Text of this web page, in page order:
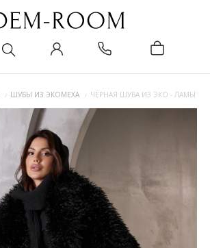
ШУБЫ ИЗ ЭКОМЕХА ЧЁРНАЯ ШУБА ИЗ ЭКО - ЛАМЫ